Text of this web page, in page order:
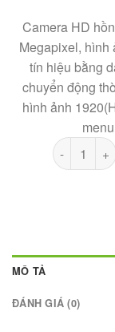
Camera HD
Megapixel, hình
tín hiệu bằng
chuyển động
hình ảnh
Ds-
MÔ TẢ
ĐÁNH GIÁ (0)